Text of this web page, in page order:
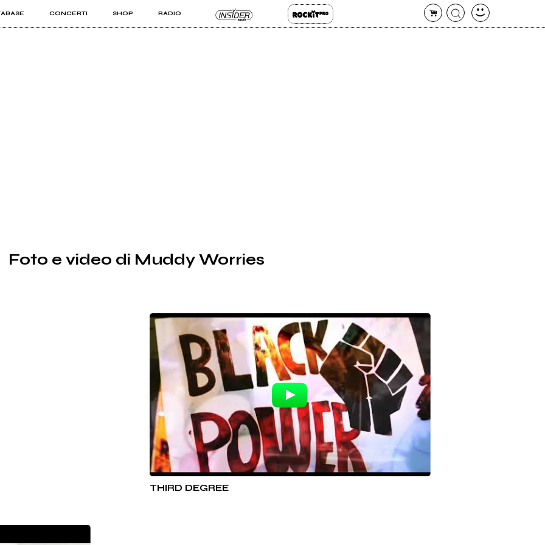
CONCERTI SHOP RADIO
PRO
Foto e video di Muddy Worries
THIRD DEGREE